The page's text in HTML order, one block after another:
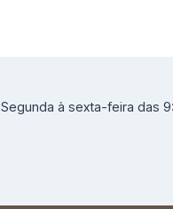
Segunda à sexta-feira das